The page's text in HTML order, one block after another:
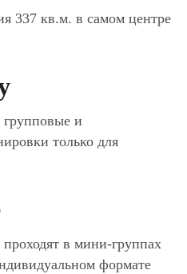
337 кв.м. в самом центре
групповые и
только для
проходят в мини-группах
формате